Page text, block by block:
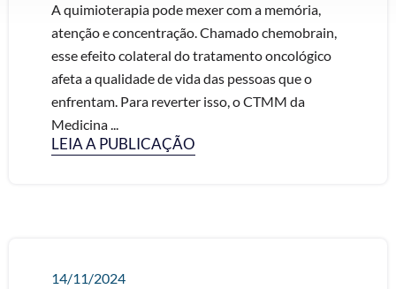
A quimioterapia pode mexer com a memória,
atenção e concentração. Chamado chemobrain,
esse efeito colateral do tratamento oncológico
afeta a qualidade de vida das pessoas que o
enfrentam. Para reverter isso, o CTMM da
Medicina ...
LEIA A PUBLICAÇÃO
14/11/2024